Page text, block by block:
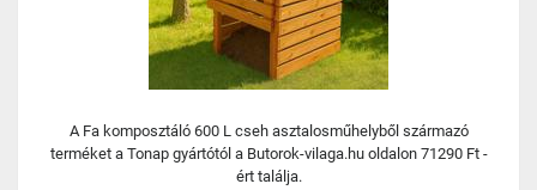
A Fa komposztáló 600 L cseh asztalosműhelyből származó
terméket a Tonap gyártótól a Butorok-vilaga.hu oldalon 71290 Ft -
ért találja.